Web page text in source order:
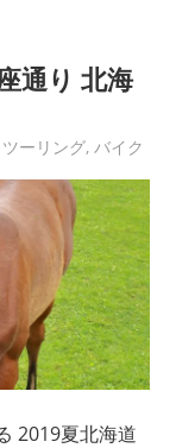
通り 北海
ツーリング, バイク
2019夏北海道